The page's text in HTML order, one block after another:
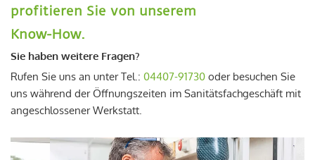
profitieren Sie von unserem
Know-How.
Sie haben weitere Fragen?
Rufen Sie uns an unter Tel.: 04407-91730 oder besuchen Sie
uns während der Öffnungszeiten im Sanitätsfachgeschäft mit
angeschlossener Werkstatt.